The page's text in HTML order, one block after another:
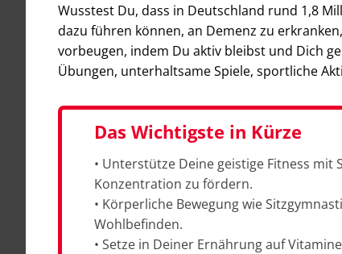
Wusstest Du, dass in Deutschland rund 1,8
dazu führen können, an Demenz zu
vorbeugen, indem Du aktiv bleibst und Dich
Übungen, unterhaltsame Spiele, sportliche
Das Wichtigste in Kürze
• Unterstütze Deine geistige Fitness mit
Konzentration zu fördern.
• Körperliche Bewegung wie
Wohlbefinden.
• Setze in Deiner Ernährung auf